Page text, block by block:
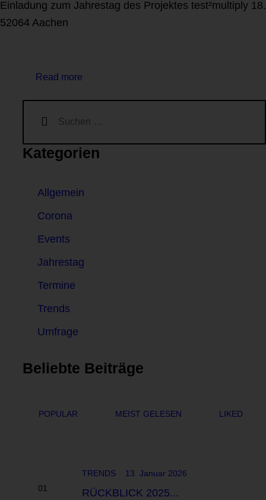
Einladung zum Jahrestag des Projektes test²multiply
52064 Aachen
Read more
Kategorien
Allgemein
Corona
Events
Jahrestag
Termine
Trends
Umfrage
Beliebte Beiträge
POPULAR MEIST GELESEN LIKED
TRENDS 13. Januar 2026
RÜCKBLICK 2025...